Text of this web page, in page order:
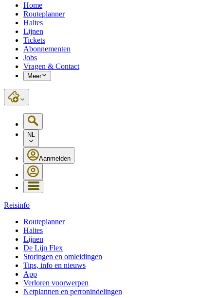
Home
Routeplanner
Haltes
Lijnen
Tickets
Abonnementen
Jobs
Vragen & Contact
Meer
NL
Aanmelden
Reisinfo
Routeplanner
Haltes
Lijnen
De Lijn Flex
Storingen en omleidingen
Tips, info en nieuws
App
Verloren voorwerpen
Netplannen en perronindelingen